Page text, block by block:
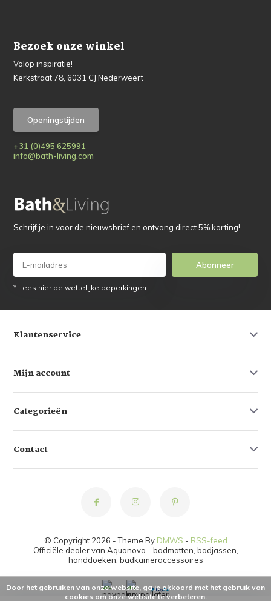
Bezoek onze winkel
Volop inspiratie!
Kerkstraat 78, 6031 CJ Nederweert
Openingstijden
+31 (0)495 625991
info@bath-living.com
Schrijf je in voor de nieuwsbrief en ontvang direct 5% korting!
Abonneer
* Lees hier de wettelijke beperkingen
Klantenservice
Mijn account
Categorieën
Contact
© Copyright 2026 - Theme By DMWS - RSS-feed
Officiële dealer van Aquanova - badmatten, badjassen,
handdoeken, badkameraccessoires
Door het gebruiken van onze website, ga je akkoord met het gebruik van
cookies om onze website te verbeteren.